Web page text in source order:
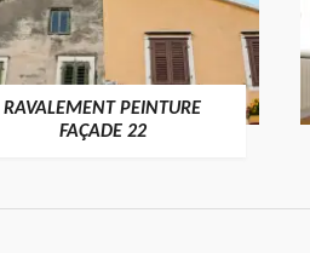
RAVALEMENT PEINTURE
FAÇADE 22